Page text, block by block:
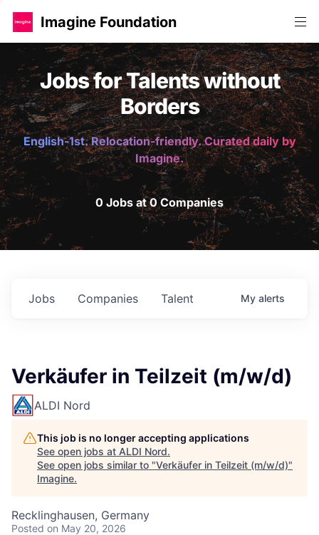
Imagine Foundation
Jobs for Talents without
Borders
English-1st. Relocation-friendly. Curated daily by
Imagine.
0 Jobs at 0 Companies
Jobs Companies Talent My alerts
Verkäufer in Teilzeit (m/w/d)
ALDI Nord
This job is no longer accepting applications
See open jobs at ALDI Nord.
See open jobs similar to "Verkäufer in Teilzeit (m/w/d)"
Imagine.
Recklinghausen, Germany
Posted on May 20, 2026